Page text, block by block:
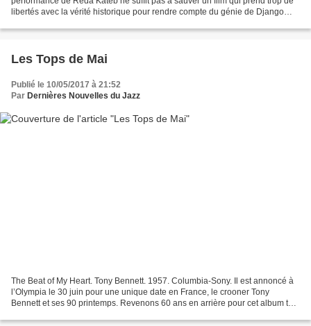
libertés avec la vérité historique pour rendre compte du génie de Django
Les Tops de Mai
Publié le 10/05/2017 à 21:52
Par Dernières Nouvelles du Jazz
The Beat of My Heart. Tony Bennett. 1957. Columbia-Sony. Il est annoncé à
l’Olympia le 30 juin pour une unique date en France, le crooner Tony
Bennett et ses 90 printemps. Revenons 60 ans en arrière pour cet album tout